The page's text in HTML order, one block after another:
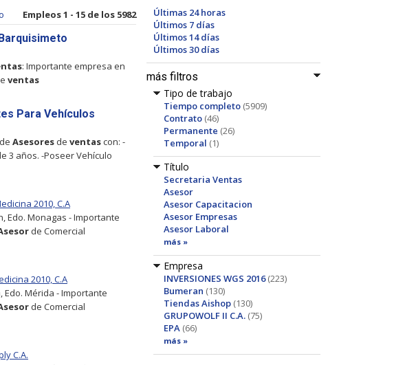
Últimas 24 horas
Últimos 7 días
Últimos 14 días
Últimos 30 días
más filtros
Tipo de trabajo
Tiempo completo (5909)
Contrato (46)
Permanente (26)
Temporal (1)
Título
Secretaria Ventas
Asesor
Asesor Capacitacion
Asesor Empresas
Asesor Laboral
más »
Empresa
INVERSIONES WGS 2016 (223)
Bumeran (130)
Tiendas Aishop (130)
GRUPOWOLF II C.A. (75)
EPA (66)
más »
Empleos 1 - 15 de los 5982
: Importante empresa en
ventas
Para Vehículos
Asesores de ventascon: -
3 años. -Poseer Vehículo
2010, C.A
Edo. Monagas - Importante
de Comercial
2010, C.A
Edo. Mérida - Importante
de Comercial
C.A.